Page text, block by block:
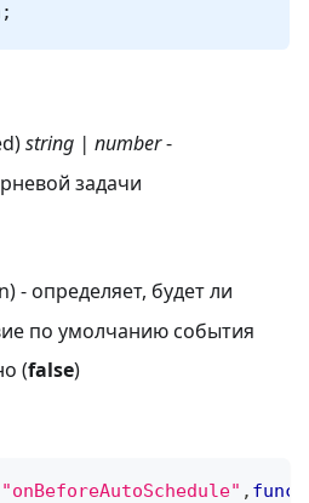
string | number-
задачи
- определяет, будет ли
по умолчанию события
(false)
"onBeforeAutoSchedule" ,